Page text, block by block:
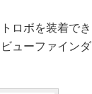
ロボを装着でき
ューファインダ